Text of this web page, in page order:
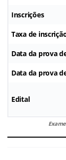
Inscrições
Taxa de
Data da prova
Data da prova
Edital